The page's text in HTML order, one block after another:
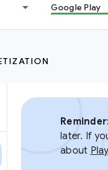
Google Play
later. If
about